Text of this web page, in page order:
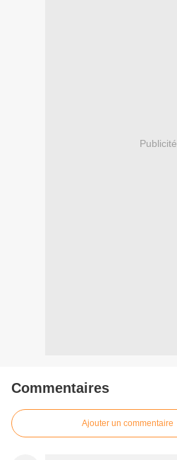
Publicité
Commentaires
Ajouter un commentaire